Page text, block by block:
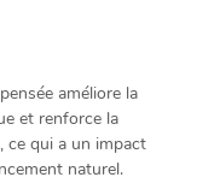
améliore la
et renforce la
ce qui a un impact
naturel.